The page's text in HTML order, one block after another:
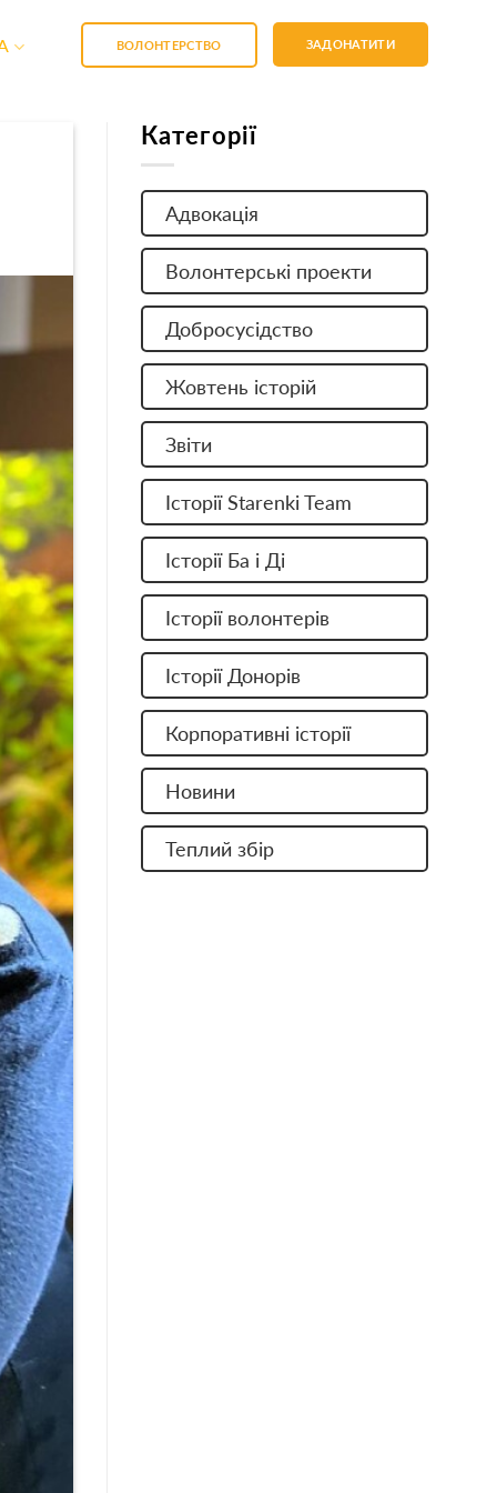
ВОЛОНТЕРСТВО ЗАДОНАТИТИ
Категорії
Адвокація
Волонтерські проекти
Добросусідство
Жовтень історій
Звіти
Історії Starenki Team
Історії Ба і Ді
Історії волонтерів
Історії Донорів
Корпоративні історії
Новини
Теплий збір